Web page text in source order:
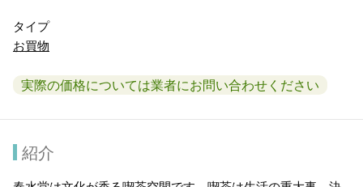
タイプ
お買物
実際の価格については業者にお問い合わせください
紹介